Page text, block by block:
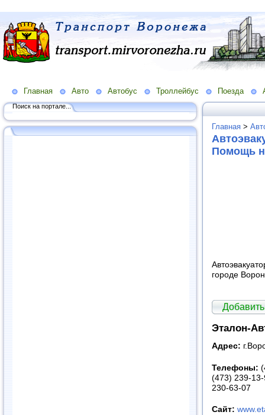
Главная Авто Автобус Троллейбус Поезда
Поиск на портале...
Главная >
Помощь
городе
Эталон-
Адрес:
Телефоны:
(473) 239-
230-63-07
Сайт: